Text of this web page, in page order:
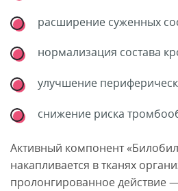
расширение суженных
нормализация состава
улучшение
снижение риска
Активный компонент
накапливается в тканях
пролонгированное действие